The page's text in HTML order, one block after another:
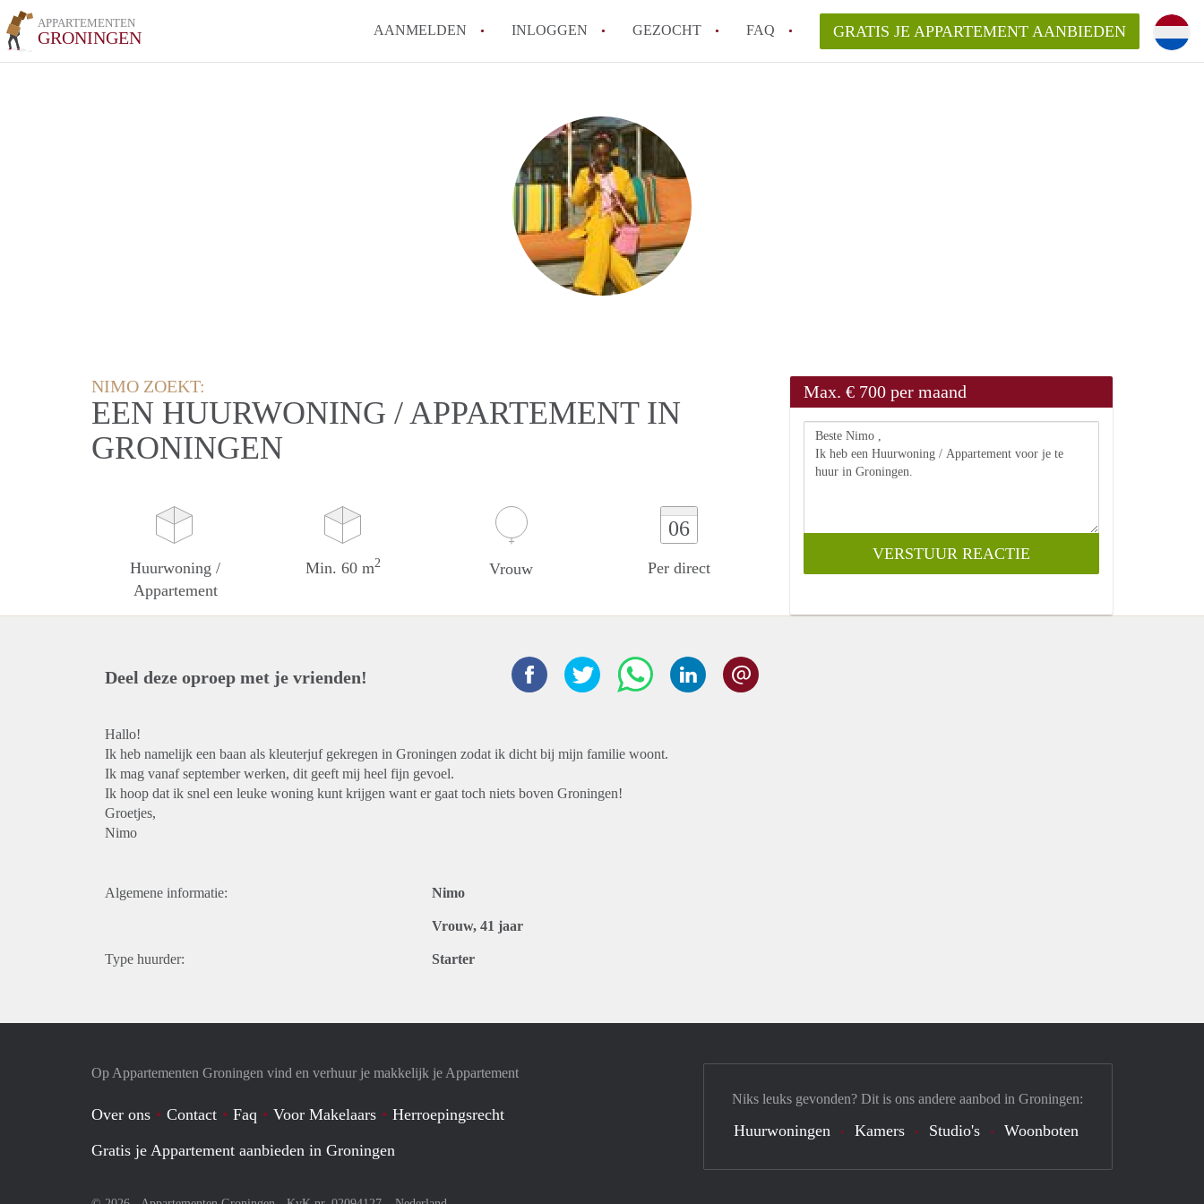
APPARTEMENTEN
GRONINGEN AANMELDEN INLOGGEN GEZOCHT FAQ
Hoe werkt Appartement Groningen
Hoeveel kost het om te reageren op een Appartement in Groningen?
How to translate AppartementGroningen?
Wat is AppartementenGroningen?
Wat is de privacyverklaring van AppartementenGroningen?
Alle veelgestelde vragen
GRATIS JE APPARTEMENT AANBIEDEN
NIMO ZOEKT:
EEN HUURWONING / APPARTEMENT IN
GRONINGEN
Huurwoning /
Appartement
Min. 60 m2 Vrouw
06
Per direct
Max. € 700 per maand
Deel deze oproep met je vrienden!
Hallo!
Ik heb namelijk een baan als kleuterjuf gekregen in Groningen zodat ik dicht bij mijn familie woont.
Ik mag vanaf september werken, dit geeft mij heel fijn gevoel.
Ik hoop dat ik snel een leuke woning kunt krijgen want er gaat toch niets boven Groningen!
Groetjes,
Nimo
Algemene informatie: Nimo
Vrouw, 41 jaar
Type huurder: Starter
Op Appartementen Groningen vind en verhuur je makkelijk je Appartement
Over ons Contact Faq Voor Makelaars
Herroepingsrecht
Gratis je Appartement aanbieden in Groningen
Niks leuks gevonden? Dit is ons andere aanbod in Groningen:
Huurwoningen Kamers Studio's Woonboten